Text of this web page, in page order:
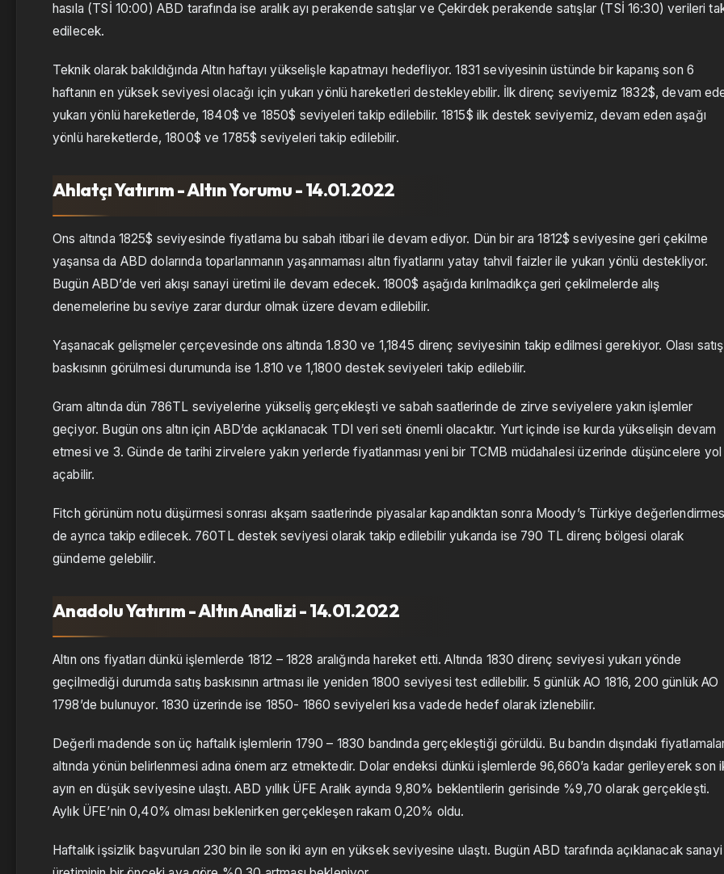
hasıla (TSİ 10:00) ABD tarafında ise aralık ayı perakende satışlar ve Çekirdek perakende satışlar (TSİ 16:30) verileri
edilecek.
Teknik olarak bakıldığında Altın haftayı yükselişle kapatmayı hedefliyor. 1831 seviyesinin üstünde bir kapanış son 6
haftanın en yüksek seviyesi olacağı için yukarı yönlü hareketleri destekleyebilir. İlk direnç seviyemiz 1832$, devam
yukarı yönlü hareketlerde, 1840$ ve 1850$ seviyeleri takip edilebilir. 1815$ ilk destek seviyemiz, devam eden aşağı
yönlü hareketlerde, 1800$ ve 1785$ seviyeleri takip edilebilir.
Ahlatçı Yatırım - Altın Yorumu - 14.01.2022
Ons altında 1825$ seviyesinde fiyatlama bu sabah itibari ile devam ediyor. Dün bir ara 1812$ seviyesine geri çekilme
yaşansa da ABD dolarında toparlanmanın yaşanmaması altın fiyatlarını yatay tahvil faizler ile yukarı yönlü destekliyor.
Bugün ABD’de veri akışı sanayi üretimi ile devam edecek. 1800$ aşağıda kırılmadıkça geri çekilmelerde alış
denemelerine bu seviye zarar durdur olmak üzere devam edilebilir.
Yaşanacak gelişmeler çerçevesinde ons altında 1.830 ve 1,1845 direnç seviyesinin takip edilmesi gerekiyor. Olası satış
baskısının görülmesi durumunda ise 1.810 ve 1,1800 destek seviyeleri takip edilebilir.
Gram altında dün 786TL seviyelerine yükseliş gerçekleşti ve sabah saatlerinde de zirve seviyelere yakın işlemler
geçiyor. Bugün ons altın için ABD’de açıklanacak TDI veri seti önemli olacaktır. Yurt içinde ise kurda yükselişin devam
etmesi ve 3. Günde de tarihi zirvelere yakın yerlerde fiyatlanması yeni bir TCMB müdahalesi üzerinde düşüncelere yol
açabilir.
Fitch görünüm notu düşürmesi sonrası akşam saatlerinde piyasalar kapandıktan sonra Moody’s Türkiye
de ayrıca takip edilecek. 760TL destek seviyesi olarak takip edilebilir yukarıda ise 790 TL direnç bölgesi olarak
gündeme gelebilir.
Anadolu Yatırım - Altın Analizi - 14.01.2022
Altın ons fiyatları dünkü işlemlerde 1812 – 1828 aralığında hareket etti. Altında 1830 direnç seviyesi yukarı yönde
geçilmediği durumda satış baskısının artması ile yeniden 1800 seviyesi test edilebilir. 5 günlük AO 1816, 200 günlük AO
1798’de bulunuyor. 1830 üzerinde ise 1850- 1860 seviyeleri kısa vadede hedef olarak izlenebilir.
Değerli madende son üç haftalık işlemlerin 1790 – 1830 bandında gerçekleştiği görüldü. Bu bandın dışındaki
altında yönün belirlenmesi adına önem arz etmektedir. Dolar endeksi dünkü işlemlerde 96,660’a kadar gerileyerek son
ayın en düşük seviyesine ulaştı. ABD yıllık ÜFE Aralık ayında 9,80% beklentilerin gerisinde %9,70 olarak gerçekleşti.
Aylık ÜFE’nin 0,40% olması beklenirken gerçekleşen rakam 0,20% oldu.
Haftalık işsizlik başvuruları 230 bin ile son iki ayın en yüksek seviyesine ulaştı. Bugün ABD tarafında açıklanacak sanayi